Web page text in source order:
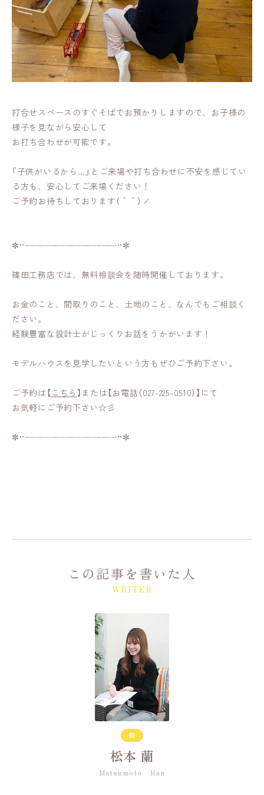
打合せスペースのすぐそばでお預かりしますので、お子様の
様子を見ながら安心して
お打ち合わせが可能です。
「子供がいるから…」とご来場や打ち合わせに不安を感じてい
る方も、安心してご来場ください！
ご予約お待ちしております（＾＾）ノ
✼••┈┈┈┈┈┈┈┈┈┈┈┈┈┈┈┈┈┈••✼
篠田工務店では、無料相談会を随時開催しております。
お金のこと、間取りのこと、土地のこと、なんでもご相談く
ださい。
経験豊富な設計士がじっくりお話をうかがいます！
モデルハウスを見学したいという方もぜひご予約下さい。
ご予約は【 こちら 】または【お電話（027-225-0510）】にて
お気軽にご予約下さい☆彡
✼••┈┈┈┈┈┈┈┈┈┈┈┈┈┈┈┈┈┈••✼
この記事を書いた人
WRITER
他
松本 蘭
Matsumoto Ran